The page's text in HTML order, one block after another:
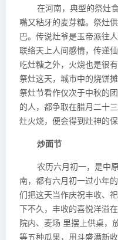
在河南，典型的祭灶
嘴又粘牙的麦芽糖。祭灶
巴。传说灶爷是玉帝派往
联络天上人间感情，传递
吃灶糖之外，火烧也是很
祭灶这天，城市中的烧饼
祭灶节看作仅次于中秋的
的人，都争取在腊月二十
灶火烧，便会得到灶神的
炒面节
农历六月初一，是中
南，都有六月初一过小年
们把这天当作庆祝丰收、
下不久，丰收的喜悦洋溢
院内、麦场 里摆上供桌，
等五种瓜果，用斗盛满新